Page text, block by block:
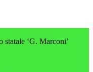
statale ‘G. Marconi’